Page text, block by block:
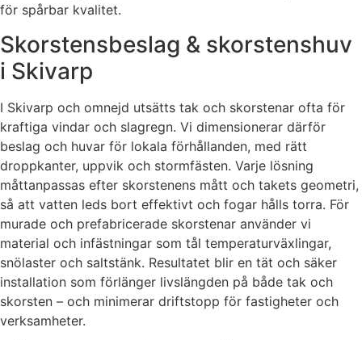
för spårbar kvalitet.
Skorstensbeslag & skorstenshuv
i Skivarp
I Skivarp och omnejd utsätts tak och skorstenar ofta för
kraftiga vindar och slagregn. Vi dimensionerar därför
beslag och huvar för lokala förhållanden, med rätt
droppkanter, uppvik och stormfästen. Varje lösning
måttanpassas efter skorstenens mått och takets geometri,
så att vatten leds bort effektivt och fogar hålls torra. För
murade och prefabricerade skorstenar använder vi
material och infästningar som tål temperaturväxlingar,
snölaster och saltstänk. Resultatet blir en tät och säker
installation som förlänger livslängden på både tak och
skorsten – och minimerar driftstopp för fastigheter och
verksamheter.